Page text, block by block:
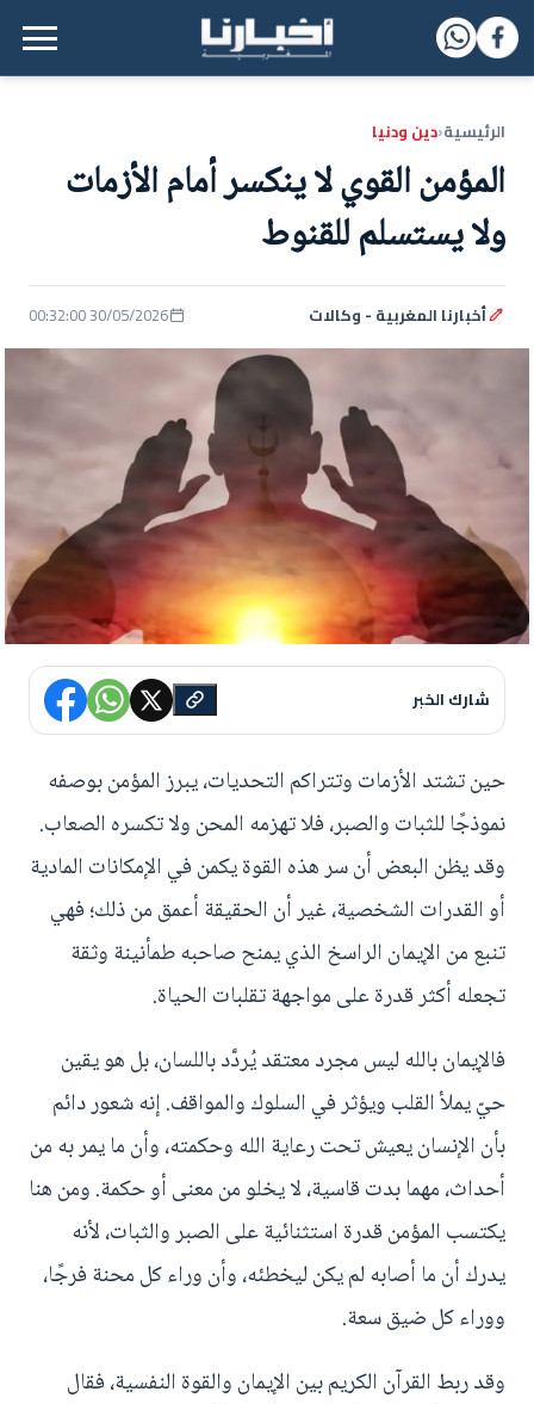
القائمة الرئيسية
الرئيسية‹دين ودنيا
المؤمن القوي لا ينكسر أمام الأزمات
ولا يستسلم للقنوط
أخبارنا المغربية - وكالات 30/05/2026 00:32:00
شارك الخبر
حين تشتد الأزمات وتتراكم التحديات، يبرز المؤمن بوصفه
نموذجًا للثبات والصبر، فلا تهزمه المحن ولا تكسره الصعاب.
وقد يظن البعض أن سر هذه القوة يكمن في الإمكانات المادية
أو القدرات الشخصية، غير أن الحقيقة أعمق من ذلك؛ فهي
تنبع من الإيمان الراسخ الذي يمنح صاحبه طمأنينة وثقة
تجعله أكثر قدرة على مواجهة تقلبات الحياة.
فالإيمان بالله ليس مجرد معتقد يُردَّد باللسان، بل هو يقين
حيّ يملأ القلب ويؤثر في السلوك والمواقف. إنه شعور دائم
بأن الإنسان يعيش تحت رعاية الله وحكمته، وأن ما يمر به من
أحداث، مهما بدت قاسية، لا يخلو من معنى أو حكمة. ومن هنا
يكتسب المؤمن قدرة استثنائية على الصبر والثبات، لأنه
يدرك أن ما أصابه لم يكن ليخطئه، وأن وراء كل محنة فرجًا،
ووراء كل ضيق سعة.
وقد ربط القرآن الكريم بين الإيمان والقوة النفسية، فقال